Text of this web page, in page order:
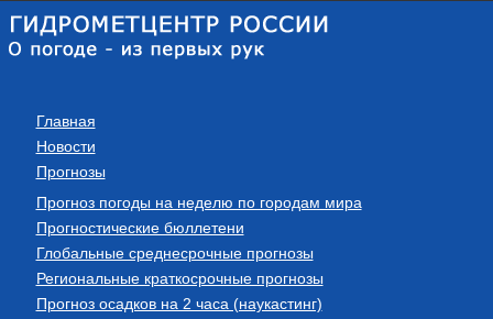
Главная
Новости
Прогнозы
Прогноз погоды на неделю по городам мира
Прогностические бюллетени
Глобальные среднесрочные прогнозы
Региональные краткосрочные прогнозы
Прогноз осадков на 2 часа (наукастинг)